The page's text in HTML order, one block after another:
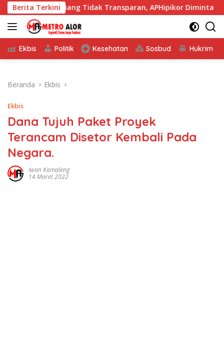
Langsung
ke
konten
Berita Terkini
Maliang Tidak Transparan, APHipikor Diminta Turun
Ekbis Politik Kesehatan Sosbud Hukrim
Beranda Ekbis
Ekbis
Dana Tujuh Paket Proyek
Terancam Disetor Kembali Pada
Negara.
Iwan Kamaleng
14 Maret 2022